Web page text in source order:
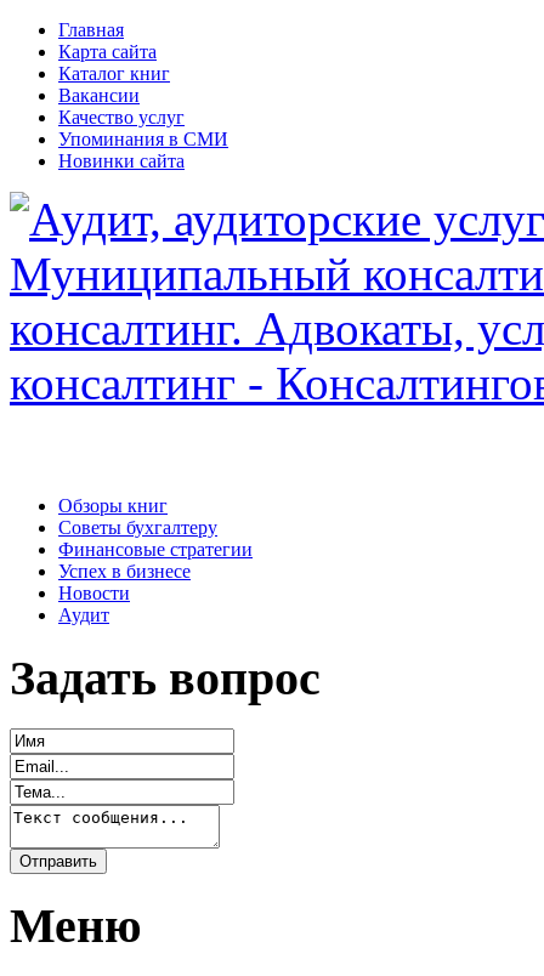
Главная
Карта сайта
Каталог книг
Вакансии
Качество услуг
Упоминания в СМИ
Новинки сайта
Обзоры книг
Советы бухгалтеру
Финансовые стратегии
Успех в бизнесе
Новости
Аудит
Задать вопрос
Меню